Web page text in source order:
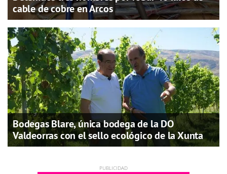
cable de cobre en Arcos
Bodegas Blare, única bodega de la DO
Valdeorras con el sello ecológico de la Xunta